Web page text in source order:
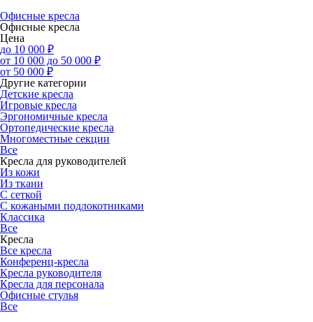
Офисные кресла
Офисные кресла
Цена
до 10 000 ₽
от 10 000 до 50 000 ₽
от 50 000 ₽
Другие категории
Детские кресла
Игровые кресла
Эргономичные кресла
Ортопедические кресла
Многоместные секции
Все
Кресла для руководителей
Из кожи
Из ткани
С сеткой
С кожаными подлокотниками
Классика
Все
Кресла
Все кресла
Конференц-кресла
Кресла руководителя
Кресла для персонала
Офисные стулья
Все